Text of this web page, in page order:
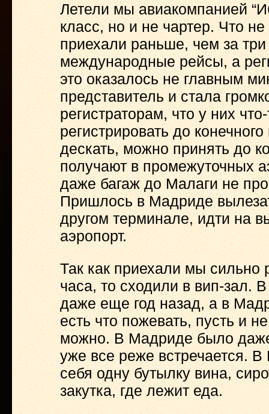
Летели мы авиакомпанией
класс, но и не чартер. Что
приехали раньше, чем за три
международные рейсы, а
это оказалось не главным
представитель и стала
регистраторам, что у них
регистрировать до
дескать, можно принять до
получают в промежуточных
даже багаж до Малаги не
Пришлось в Мадриде
другом терминале, идти на
аэропорт.
Так как приехали мы
часа, то сходили в вип-зал.
даже еще год назад, а в
есть что пожевать, пусть и
можно. В Мадриде было
уже все реже встречается. В
себя одну бутылку вина,
закутка, где лежит еда.